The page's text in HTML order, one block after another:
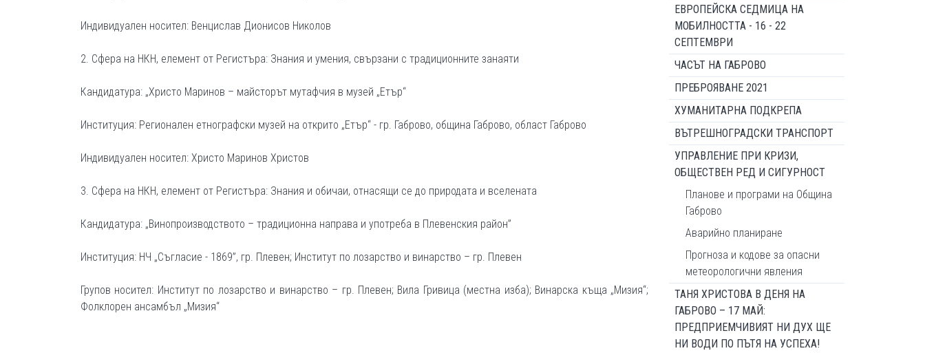
Индивидуален носител: Венцислав Дионисов Николов
2. Сфера на НКН, елемент от Регистъра: Знания и умения, свързани с традиционните занаяти
Кандидатура: „Христо Маринов – майсторът мутафчия в музей „Етър“
Институция: Регионален етнографски музей на открито „Етър“ - гр. Габрово, община Габрово, област Габрово
Индивидуален носител: Христо Маринов Христов
3. Сфера на НКН, елемент от Регистъра: Знания и обичаи, отнасящи се до природата и вселената
Кандидатура: „Винопроизводството – традиционна направа и употреба в Плевенския район”
Институция: НЧ „Съгласие - 1869”, гр. Плевен; Институт по лозарство и винарство – гр. Плевен
Групов носител: Институт по лозарство и винарство – гр. Плевен; Вила Гривица (местна изба); Винарска къща „Мизия“;
Фолклорен ансамбъл „Мизия“
ЕВРОПЕЙСКА СЕДМИЦА НА
МОБИЛНОСТТА - 16 - 22
СЕПТЕМВРИ
ЧАСЪТ НА ГАБРОВО
ПРЕБРОЯВАНЕ 2021
ХУМАНИТАРНА ПОДКРЕПА
ВЪТРЕШНОГРАДСКИ ТРАНСПОРТ
УПРАВЛЕНИЕ ПРИ КРИЗИ,
ОБЩЕСТВЕН РЕД И СИГУРНОСТ
Планове и програми на Община
Габрово
Аварийно планиране
Прогноза и кодове за опасни
метеорологични явления
ТАНЯ ХРИСТОВА В ДЕНЯ НА
ГАБРОВО – 17 МАЙ:
ПРЕДПРИЕМЧИВИЯТ НИ ДУХ ЩЕ
НИ ВОДИ ПО ПЪТЯ НА УСПЕХА!